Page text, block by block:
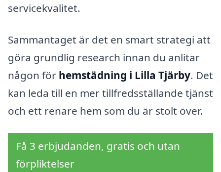
servicekvalitet.
Sammantaget är det en smart strategi att
göra grundlig research innan du anlitar
någon för hemstädning i Lilla Tjärby. Det
kan leda till en mer tillfredsställande tjänst
och ett renare hem som du är stolt över.
Få 3 erbjudanden, gratis och utan
förpliktelser